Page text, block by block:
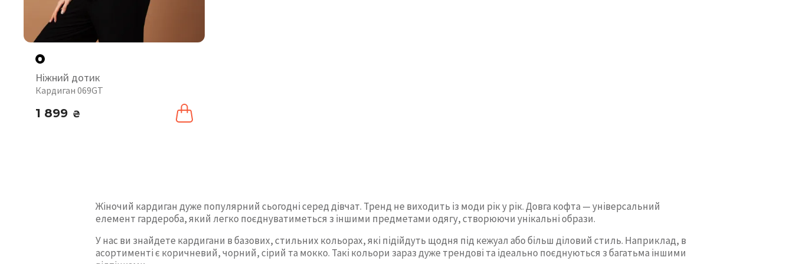
Ніжний дотик
Кардиган 069GT
1 899 ₴
Жіночий кардиган дуже популярний сьогодні серед дівчат. Тренд не виходить із моди рік у рік. Довга кофта — універсальний
елемент гардероба, який легко поєднуватиметься з іншими предметами одягу, створюючи унікальні образи.
У нас ви знайдете кардигани в базових, стильних кольорах, які підійдуть щодня під кежуал або більш діловий стиль. Наприклад, в
асортименті є коричневий, чорний, сірий та мокко. Такі кольори зараз дуже трендові та ідеально поєднуються з багатьма іншими